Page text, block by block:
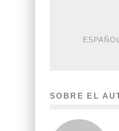
SOBRE EL